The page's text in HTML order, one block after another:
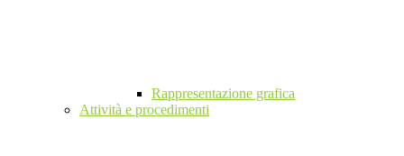
Rappresentazione grafica
Attività e procedimenti